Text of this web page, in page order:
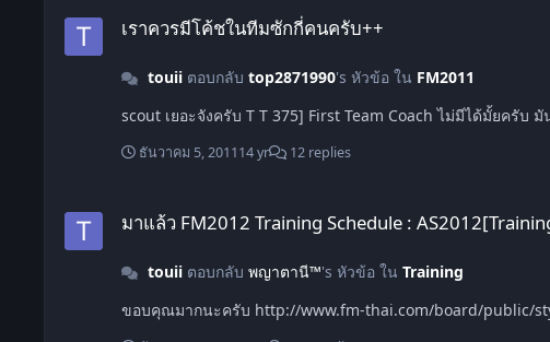
เราควรมีโค้ชในทีมซักกี่คนครับ++
touiiตอบกลับ top2871990's หัวข้อ ใน FM2011
ธันวาคม 5, 201114 yr 12 replies
มาแล้ว FM2012 Training Schedule :
touiiตอบกลับ พญาตานี™'s หัวข้อ ใน Training
ขอบคุณมากนะครับ http://www.fm-thai.com/board/